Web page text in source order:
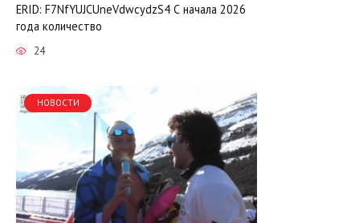
ERID: F7NfYUJCUneVdwcydzS4 С начала 2026
года количество
24
НОВОСТИ